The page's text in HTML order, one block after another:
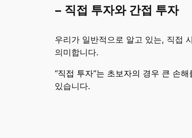
– 직접 투자와 간접 투자
우리가 일반적으로 알고 있는, 직접
의미합니다.
“직접 투자”는 초보자의 경우 큰 손
있습니다.